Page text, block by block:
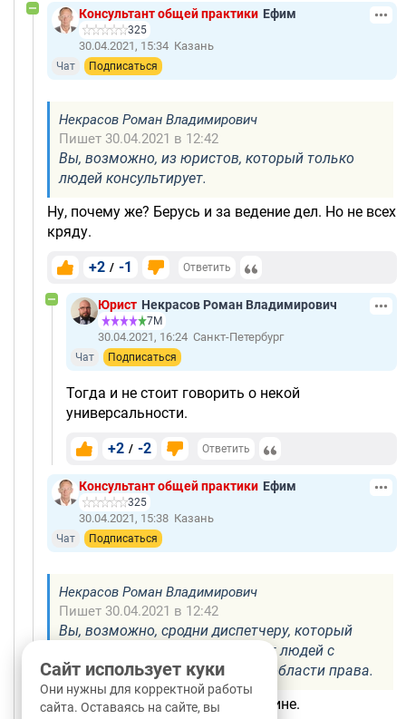
Консультант общей практики Ефим
325
30.04.2021, 15:34 Казань
Чат Подписаться
Некрасов Роман Владимирович
Пишет 30.04.2021 в 12:42
Вы, возможно, из юристов, который только
людей консультирует.
Ну, почему же? Берусь и за ведение дел. Но не всех
кряду.
+2 / -1 Ответить
Юрист Некрасов Роман Владимирович
7М
30.04.2021, 16:24 Санкт-Петербург
Чат Подписаться
Тогда и не стоит говорить о некой
универсальности.
+2 / -2 Ответить
Консультант общей практики Ефим
325
30.04.2021, 15:38 Казань
Чат Подписаться
Некрасов Роман Владимирович
Пишет 30.04.2021 в 12:42
Вы, возможно, сродни диспетчеру, который
после консультации отправляет людей с
специалистам в определённой области права.
Это предположение близко к истине.
Сайт использует куки
Они нужны для корректной работы
сайта. Оставаясь на сайте, вы